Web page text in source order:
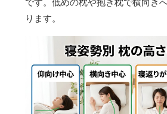
です。低めの枕や抱き枕で横向き
ります。